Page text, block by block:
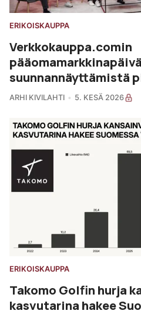
ERIKOISKAUPPA
Verkkokauppa.comin
suunnannäyttämistä
ARHI KIVILAHTI 5. KESÄ 2026
ERIKOISKAUPPA
Takomo Golfin hurja
kasvutarina hakee